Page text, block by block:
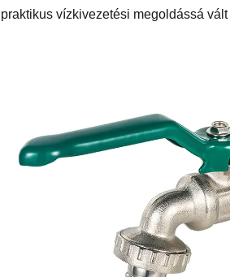
praktikus vízkivezetési megoldássá